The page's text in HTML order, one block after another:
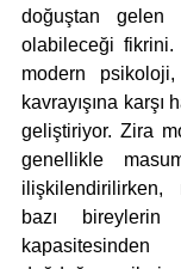
doğuştan gelen
olabileceği fikrini.
modern
kavrayışına karşı
geliştiriyor. Zira
genellikle
ilişkilendirilirken,
bazı bireylerin